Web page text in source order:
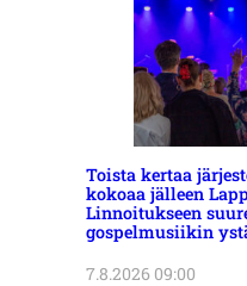
Toista kertaa
kokoaa jälleen
Linnoitukseen
gospelmusiikin
7.8.2026 09:00